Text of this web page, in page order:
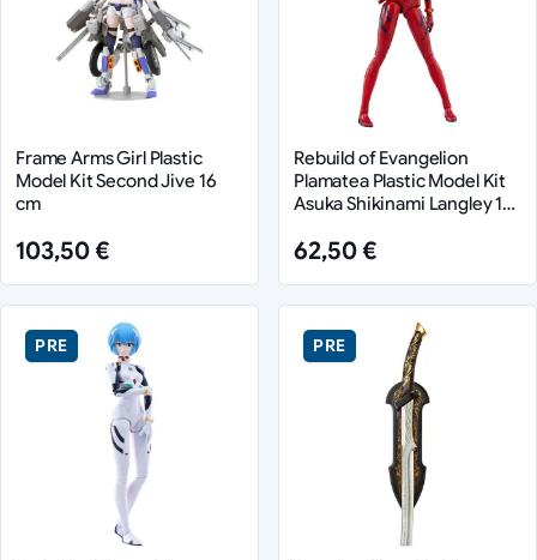
Frame Arms Girl Plastic
Model Kit Second Jive 16
cm
103,50 €
Rebuild of Evangelion
Plamatea Plastic Model Kit
Asuka Shikinami Langley 17
62,50 €
PRE PRE